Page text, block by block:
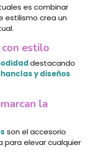
es combinar
estilismo crea un
estilo
destacando
y diseños
la
son el accesorio
elevar cualquier